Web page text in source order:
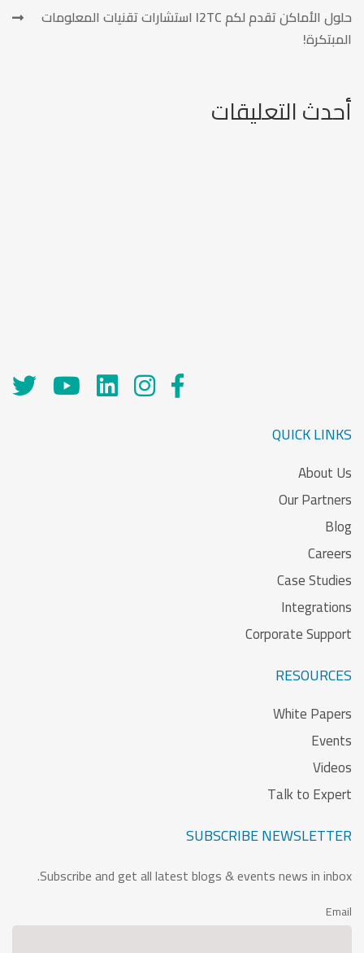
حلول الأماكن تقدم لكم I2TC استشارات تقنيات المعلومات
المبتكرة!
أحدث التعليقات
QUICK LINKS
About Us
Our Partners
Blog
Careers
Case Studies
Integrations
Corporate Support
RESOURCES
White Papers
Events
Videos
Talk to Expert
SUBSCRIBE NEWSLETTER
Subscribe and get all latest blogs & events news in inbox.
Email